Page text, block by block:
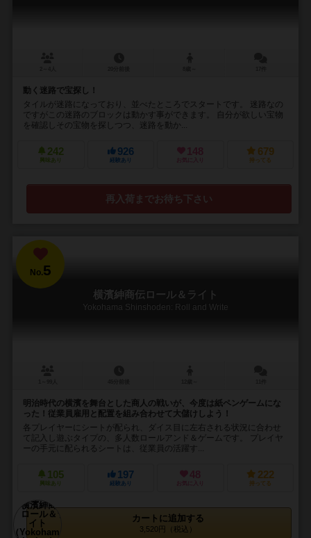
動く迷路で宝探し！
タイルが迷路になっており、並べたところでスタートです。 迷路なの
ですがこの迷路のブロックは動かす事ができます。 自分が欲しい宝物
を確認しその宝物を探しつつ、迷路を動か...
242
興味あり
926
経験あり
148
お気に入り
679
持ってる
再入荷までお待ち下さい
No.5
横濱紳商伝ロール＆ライト
Yokohama Shinshoden: Roll and Write
明治時代の横濱を舞台とした商人の戦いが、今度は紙ペンゲームにな
った！従業員雇用と配置を組み合わせて大儲けしよう！
各プレイヤーにシートが配られ、ダイス目に左右される状況に合わせ
て記入し遊ぶタイプの、多人数ロールアンド＆ゲームです。 プレイヤ
ーの手元に配られるシートは、従業員の活躍す...
105
興味あり
197
経験あり
48
お気に入り
222
持ってる
カートに追加する
3,520円（税込）